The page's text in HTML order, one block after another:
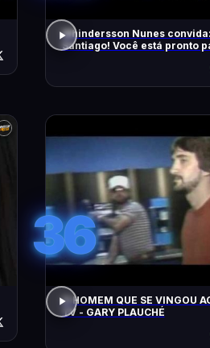
Whindersson Nunes
Santiago! Você está pronto
36
O HOMEM QUE SE VINGOU
TV - GARY PLAUCHÉ